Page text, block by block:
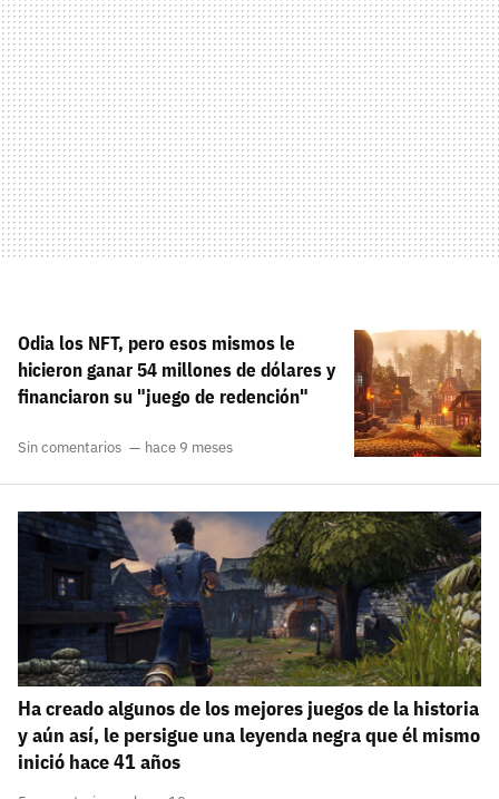
Odia los NFT, pero esos mismos le
hicieron ganar 54 millones de dólares y
financiaron su "juego de redención"
Sin comentarios hace 9 meses
Ha creado algunos de los mejores juegos de la historia
y aún así, le persigue una leyenda negra que él mismo
inició hace 41 años